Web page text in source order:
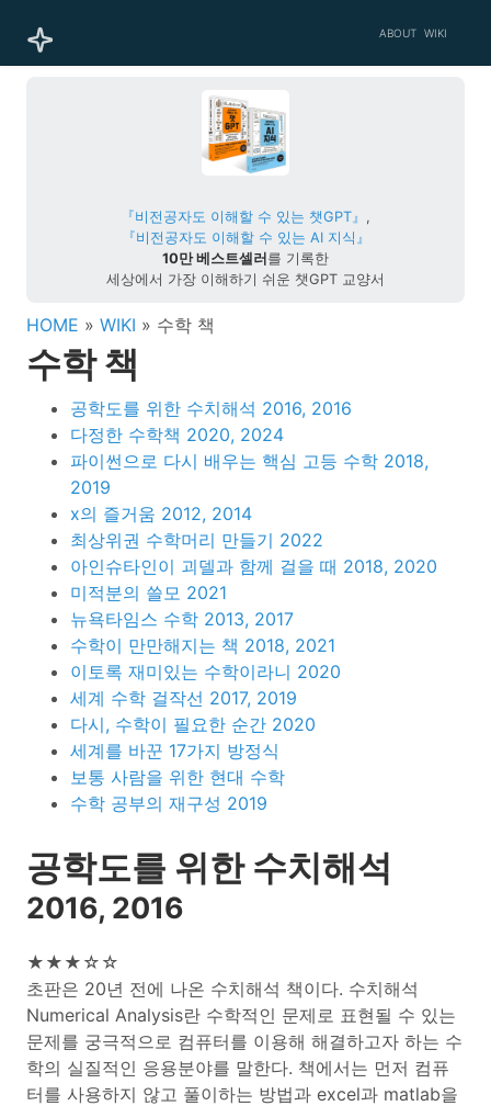
ABOUT WIKI
『비전공자도 이해할 수 있는 챗GPT』 ,
『비전공자도 이해할 수 있는 AI 지식』
10만 베스트셀러 를 기록한
세상에서 가장 이해하기 쉬운 챗GPT 교양서
HOME » WIKI » 수학 책
수학 책
공학도를 위한 수치해석 2016, 2016
다정한 수학책 2020, 2024
파이썬으로 다시 배우는 핵심 고등 수학 2018,
2019
x의 즐거움 2012, 2014
최상위권 수학머리 만들기 2022
아인슈타인이 괴델과 함께 걸을 때 2018, 2020
미적분의 쓸모 2021
뉴욕타임스 수학 2013, 2017
수학이 만만해지는 책 2018, 2021
이토록 재미있는 수학이라니 2020
세계 수학 걸작선 2017, 2019
다시, 수학이 필요한 순간 2020
세계를 바꾼 17가지 방정식
보통 사람을 위한 현대 수학
수학 공부의 재구성 2019
공학도를 위한 수치해석
2016, 2016
★★★☆☆
초판은 20년 전에 나온 수치해석 책이다. 수치해석
Numerical Analysis란 수학적인 문제로 표현될 수 있는
문제를 궁극적으로 컴퓨터를 이용해 해결하고자 하는 수
학의 실질적인 응용분야를 말한다. 책에서는 먼저 컴퓨
터를 사용하지 않고 풀이하는 방법과 excel과 matlab을